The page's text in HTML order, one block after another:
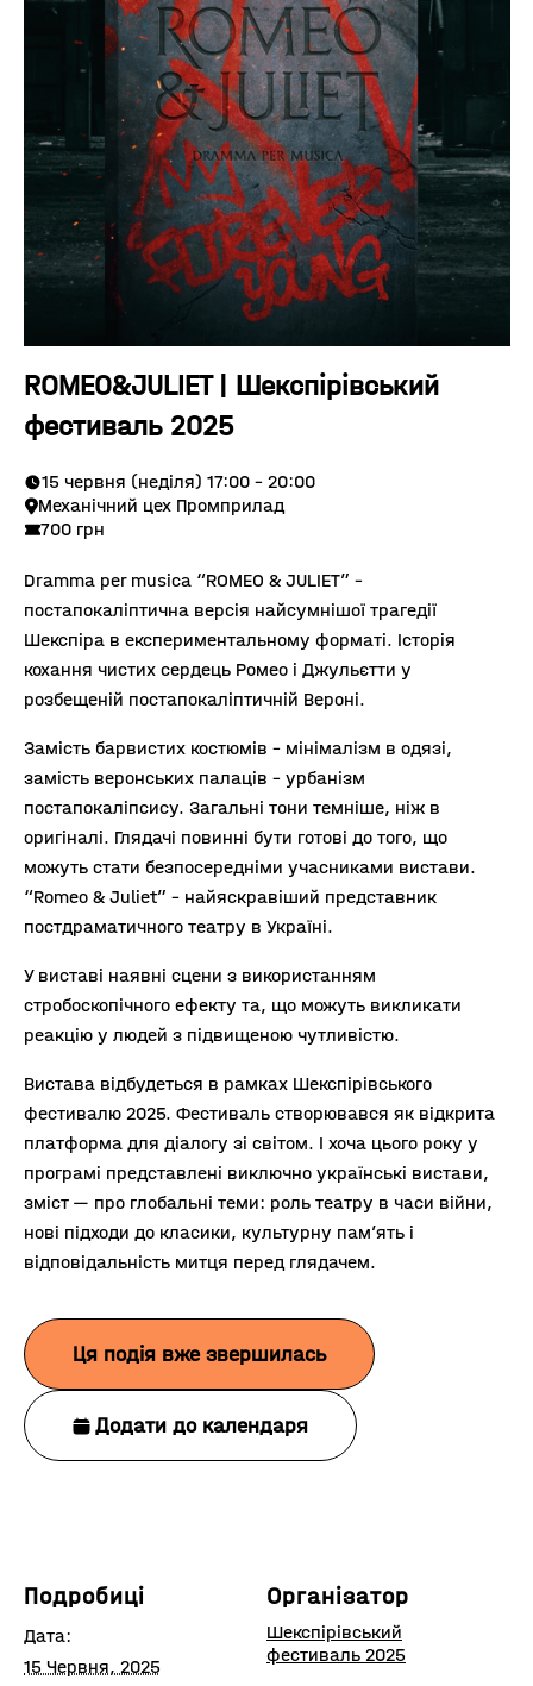
ROMEO&JULIET | Шекспірівський
фестиваль 2025
15 червня (неділя) 17:00 - 20:00
Механічний цех Промприлад
700 грн
Dramma per musica “ROMEO & JULIET” –
постапокаліптична версія найсумнішої трагедії
Шекспіра в експериментальному форматі. Історія
кохання чистих сердець Ромео і Джульєтти у
розбещеній постапокаліптичній Вероні.
Замість барвистих костюмів – мінімалізм в одязі,
замість веронських палаців – урбанізм
постапокаліпсису. Загальні тони темніше, ніж в
оригіналі. Глядачі повинні бути готові до того, що
можуть стати безпосередніми учасниками вистави.
“Romeo & Juliet” – найяскравіший представник
постдраматичного театру в Україні.
У виставі наявні сцени з використанням
стробоскопічного ефекту та, що можуть викликати
реакцію у людей з підвищеною чутливістю.
Вистава відбудеться в рамкахШекспірівського
фестивалю 2025. Фестиваль створювався як відкрита
платформа для діалогу зі світом. І хоча цього року у
програмі представлені виключно українські вистави,
зміст — про глобальні теми: роль театру в часи війни,
нові підходи до класики, культурну пам’ять і
відповідальність митця перед глядачем.
Ця подія вже звершилась
Додати до календаря
Подробиці
Дата:
15 Червня, 2025
Організатор
Шекспірівський
фестиваль 2025